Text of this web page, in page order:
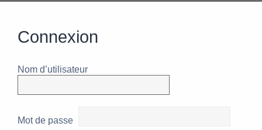
Connexion
Nom d’utilisateur
Mot de passe